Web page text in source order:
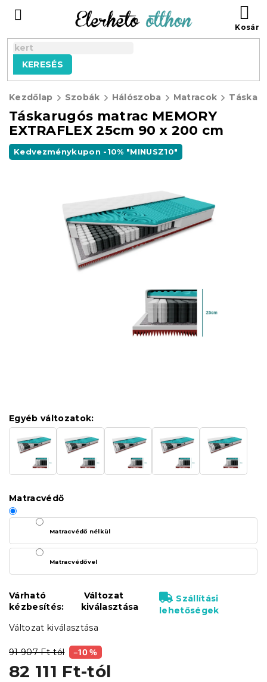
tartalomhoz
KERESÉS
Kezdőlap Szobák Hálószoba Matracok
Táskarugós matrac MEMORY
EXTRAFLEX 25cm 90 x 200 cm
Kedvezménykupon -10% "MINUSZ10"
91 907 Ft-tól –10 %
82 111 Ft-tól
Változat kiválasztása
Egyéb változatok:
Matracvédő
Matracvédő nélkül
Matracvédővel
Várható
kézbesítés:
Változat
kiválasztása
Szállítási
lehetőségek